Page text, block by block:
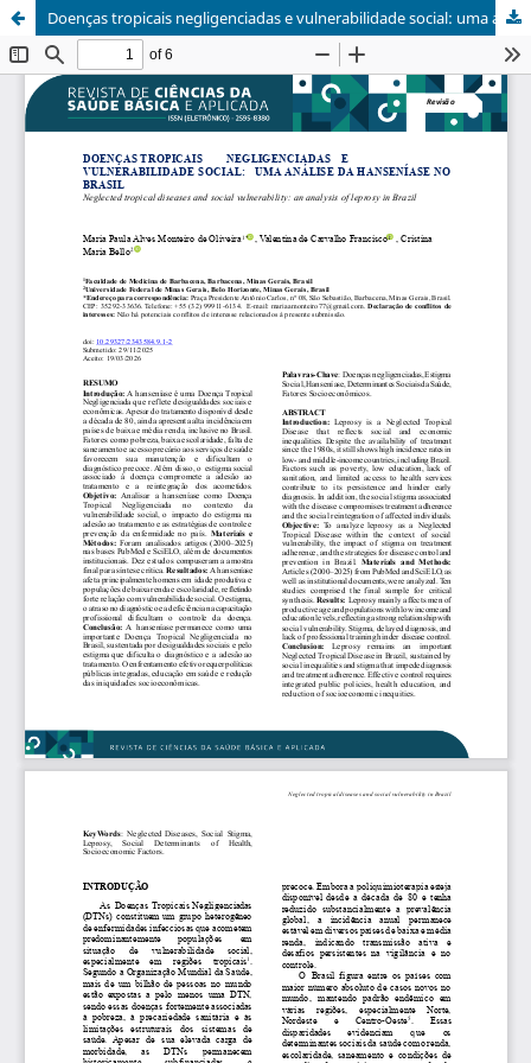
Doenças tropicais negligenciadas e vulnerabilidade social: uma análise da hanseníase no Brasil